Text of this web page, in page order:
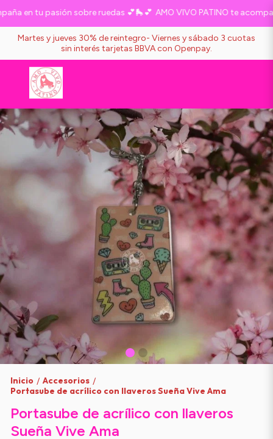
en tu pasión sobre ruedas 💕🛼💕 AMO VIVO PATINO te
Martes y jueves 30% de reintegro- Viernes y sábado 3 cuotas
sin interés tarjetas BBVA con Openpay.
Inicio / Accesorios /
Portasube de acrílico con llaveros Sueña Vive Ama
Portasube de acrílico con llaveros
Sueña Vive Ama